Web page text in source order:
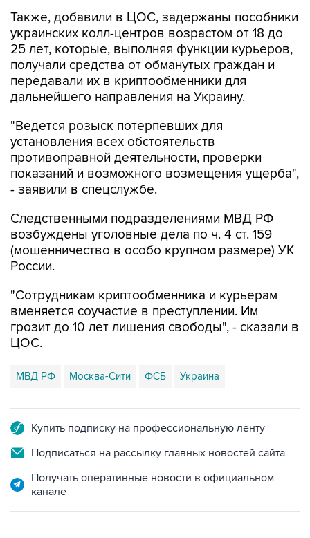
25 лет, которые, выполняя функции курьеров,
получали средства от обманутых граждан и
передавали их в криптообменники для
дальнейшего направления на Украину.
"Ведется розыск потерпевших для
противоправной деятельности, проверки
показаний и возможного возмещения ущерба",
- заявили в спецслужбе.
Следственными подразделениями МВД РФ
(мошенничество в особо крупном размере) УК
России.
"Сотрудникам криптообменника и курьерам
грозит до 10 лет лишения свободы", - сказали в
ЦОС.
МВД РФ
Подписаться на рассылку главных новостей сайта
Получать оперативные новости в официальном